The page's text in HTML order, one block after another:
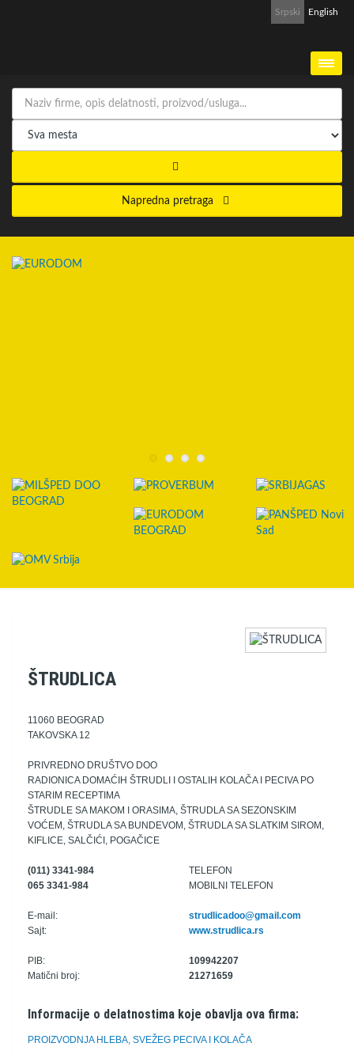
Srpski English
Napredna pretraga
ŠTRUDLICA
11060 BEOGRAD
TAKOVSKA 12
PRIVREDNO DRUŠTVO DOO
RADIONICA DOMAĆIH ŠTRUDLI I OSTALIH KOLAČA I PECIVA PO
STARIM RECEPTIMA
ŠTRUDLE SA MAKOM I ORASIMA, ŠTRUDLA SA SEZONSKIM
VOĆEM, ŠTRUDLA SA BUNDEVOM, ŠTRUDLA SA SLATKIM SIROM,
KIFLICE, SALČIĆI, POGAČICE
(011) 3341-984
TELEFON
065 3341-984
MOBILNI TELEFON
E-mail:
strudlicadoo@gmail.com
Sajt:
www.strudlica.rs
PIB:
109942207
Matični broj:
21271659
Informacije o delatnostima koje obavlja ova firma:
PROIZVODNJA HLEBA, SVEŽEG PECIVA I KOLAČA